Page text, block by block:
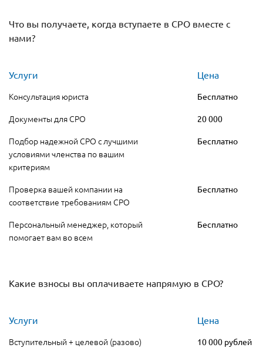
Что вы получаете, когда вступаете в СРО вместе с
нами?
Услуги
Цена
Консультация юриста
Бесплатно
Документы для СРО 20 000
Подбор надежной СРО с лучшими
условиями членства по вашим
критериям
Бесплатно
Проверка вашей компании на
соответствие требованиям СРО
Бесплатно
Персональный менеджер, который
помогает вам во всем
Бесплатно
Какие взносы вы оплачиваете напрямую в СРО?
Услуги
Цена
Вступительный + целевой (разово)
10 000 рублей